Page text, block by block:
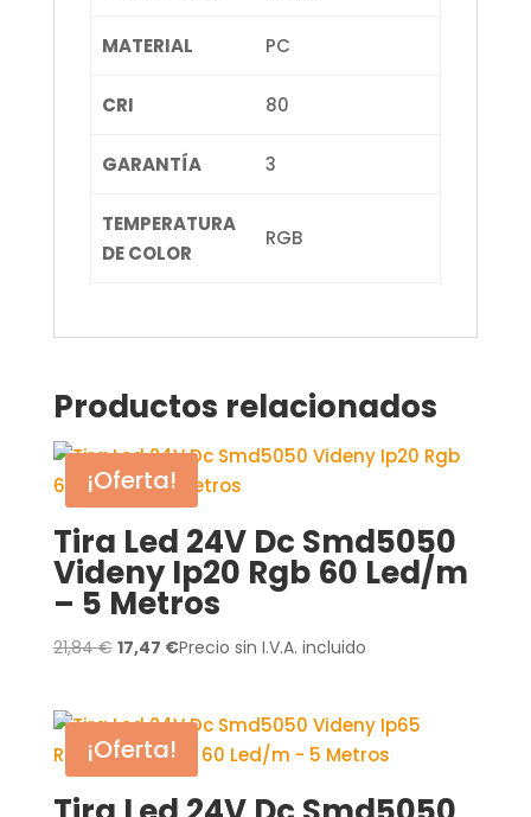
MATERIAL PC
CRI 80
GARANTÍA 3
TEMPERATURA
DE COLOR
RGB
Productos relacionados
¡Oferta!
Tira Led 24V Dc Smd5050
Videny Ip20 Rgb 60 Led/m
– 5 Metros
21,84€ El
era:
21,84 €.
17,47 €El
es:
17,47 €.
Precio sin I.V.A. incluido
¡Oferta!